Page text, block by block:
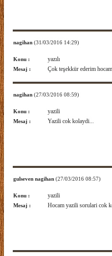
nagihan (31/03/2016 14:29)
Konu : yazılı
Mesaj : Çok teşekkür ederim
nagihan (27/03/2016 08:59)
Konu : yazili
Mesaj : Yazili cok kolaydi...
gulseven nagihan (27/03/2016 08:57)
Konu : yazili
Mesaj : Hocam yazili sorulari cok